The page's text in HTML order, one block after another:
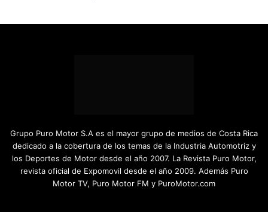
Grupo Puro Motor S.A es el mayor grupo de medios de Costa Rica
dedicado a la cobertura de los temas de la Industria Automotriz y
los Deportes de Motor desde el año 2007. La Revista Puro Motor,
revista oficial de Expomovil desde el año 2009. Además Puro
Motor TV, Puro Motor FM y PuroMotor.com